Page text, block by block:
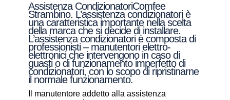
Assistenza CondizionatoriComfee
Strambino. L’assistenza condizionatori è
una caratteristica importante nella scelta
della marca che si decide di installare.
L’assistenza condizionatori è composta di
professionisti – manutentori elettro-
elettronici che intervengono in caso di
guasti o di funzionamento imperfetto di
condizionatori, con lo scopo di ripristinarne
il normale funzionamento.
Il manutentore addetto alla assistenza